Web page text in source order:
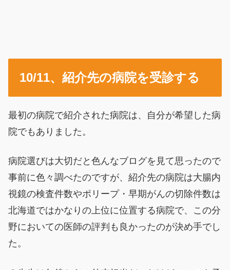
10/11、紹介先の病院を受診する
最初の病院で紹介された病院は、自分が希望した病
院でもありました。
病院選びは大切だと色んなブログを見て思ったので
事前に色々調べたのですが、紹介先の病院は大腸内
視鏡の検査件数やポリープ・早期がんの切除件数は
北海道ではかなりの上位に位置する病院で、この分
野においての医師の評判も良かったのが決め手でし
た。